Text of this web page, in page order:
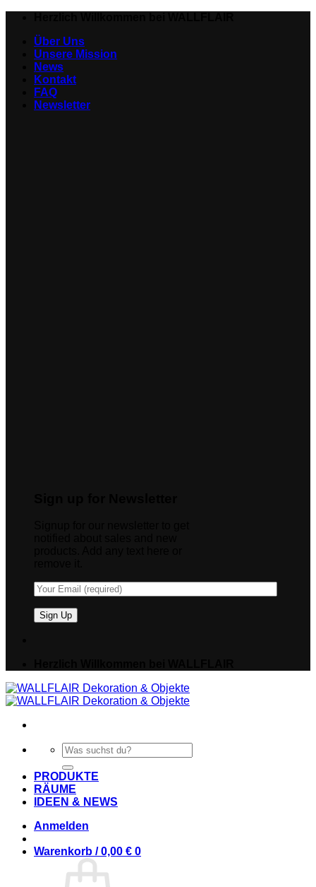
springenÜber Uns
Unsere Mission
News
Kontakt
FAQ
Newsletter
Suche
nach:
PRODUKTE
RÄUME
IDEEN & NEWS
Anmelden
Warenkorb /0,00 € 0